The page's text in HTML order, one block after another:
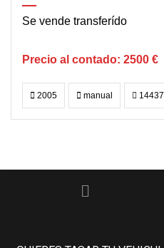
Se vende transferído
2500 €
2005 manual